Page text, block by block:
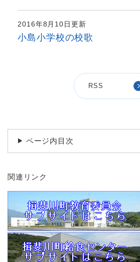
2016年8月10日更新
小島小学校の校歌
RSS
ページ内目次
関連リンク